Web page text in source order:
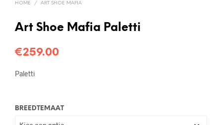
HOME / ART SHOE MAFIA
Art Shoe Mafia Paletti
€259.00
Paletti
BREEDTEMAAT